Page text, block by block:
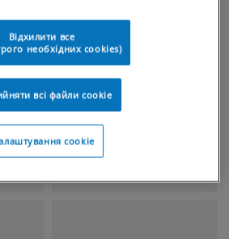
ДОГЛЯД ДЛЯ ОБЛИЧЧЯ
Відхилити все
необхідних cookies)
всі файли сookie
cookie